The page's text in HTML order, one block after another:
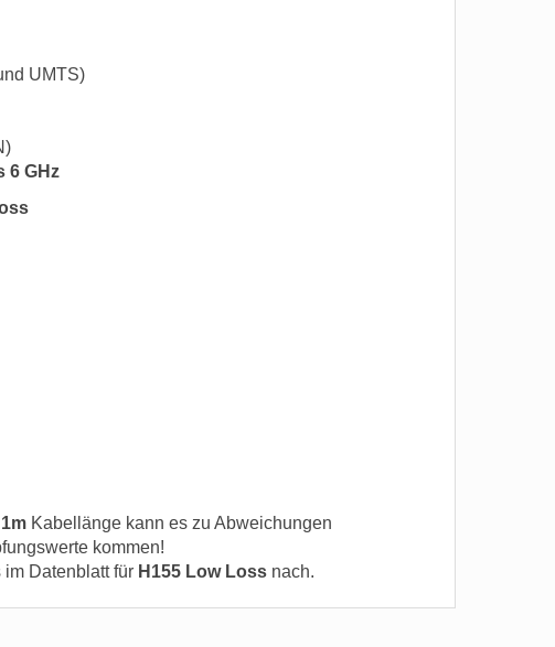
UMTS)
6 GHz
1m Kabellänge kann es zu Abweichungen
kommen!
Datenblatt für H155 Low Loss nach.